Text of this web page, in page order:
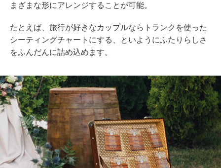
まざまな形にアレンジすることが可能。
たとえば、旅行が好きなカップルならトランクを使った
シーティングチャートにする、といようにふたりらしさ
をふんだんに詰め込めます。